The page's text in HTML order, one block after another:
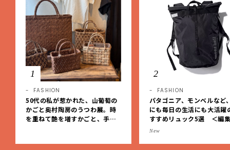
1
FASHION
50代の私が惹かれた、山葡萄の
かごと奥村陶房のうつわ展。時
を重ねて艶を増すかごと、手仕
2
FASHION
パタゴニア、モンベルなど
にも毎日の生活にも大活躍
すすめリュック5選 ＜編
レクト＞【LEEマルシェ】
New